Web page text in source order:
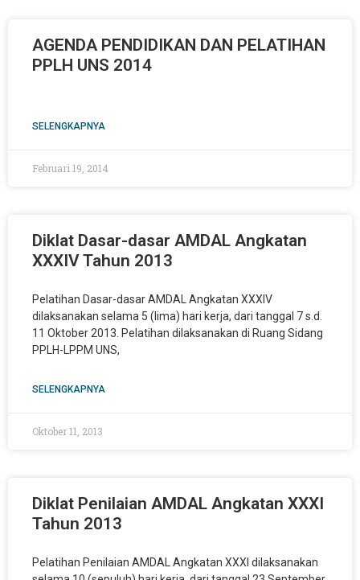
AGENDA PENDIDIKAN DAN PELATIHAN
PPLH UNS 2014
SELENGKAPNYA
Februari 19, 2014
Diklat Dasar-dasar AMDAL Angkatan
XXXIV Tahun 2013
Pelatihan Dasar-dasar AMDAL Angkatan XXXIV
dilaksanakan selama 5 (lima) hari kerja, dari tanggal 7 s.d.
11 Oktober 2013. Pelatihan dilaksanakan di Ruang Sidang
PPLH-LPPM UNS,
SELENGKAPNYA
Oktober 11, 2013
Diklat Penilaian AMDAL Angkatan XXXI
Tahun 2013
Pelatihan Penilaian AMDAL Angkatan XXXI dilaksanakan